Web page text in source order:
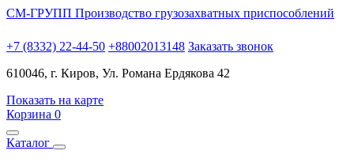
СМ-ГРУПП Производство грузозахватных приспособлений
+7 (8332) 22-44-50 +88002013148 Заказать звонок
610046, г. Киров, Ул. Романа Ердякова 42
Показать на карте
Корзина 0
Каталог